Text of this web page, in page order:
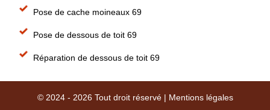
Pose de cache moineaux 69
Pose de dessous de toit 69
Réparation de dessous de toit 69
© 2024 - 2026 Tout droit réservé | Mentions légales